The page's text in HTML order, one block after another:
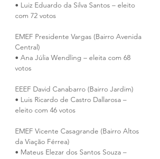
• Luiz Eduardo da Silva Santos – eleito
com 72 votos
EMEF Presidente Vargas (Bairro Avenida
Central)
• Ana Júlia Wendling – eleita com 68
votos
EEEF David Canabarro (Bairro Jardim)
• Luis Ricardo de Castro Dallarosa –
eleito com 46 votos
EMEF Vicente Casagrande (Bairro Altos
da Viação Férrea)
• Mateus Elezar dos Santos Souza –